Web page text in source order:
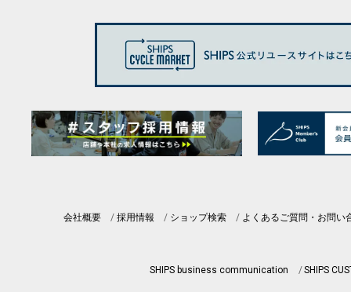
会社概要 採用情報 ショップ検索 よくあるご質問・お問い
SHIPS business communication SHIPS